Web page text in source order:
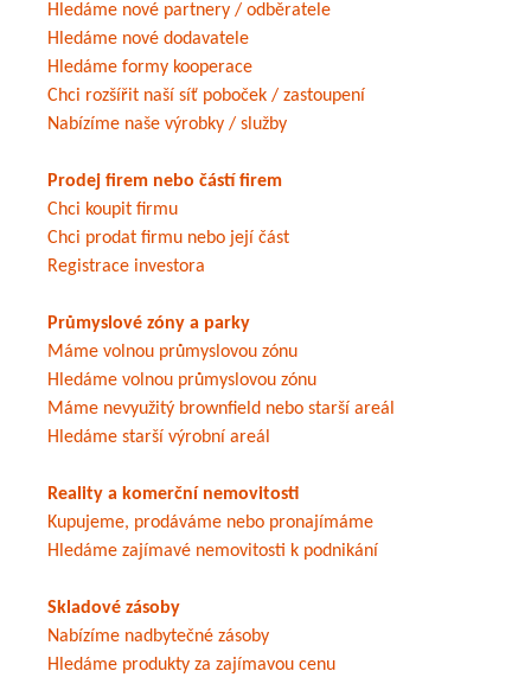
Hledáme nové partnery / odběratele
Hledáme nové dodavatele
Hledáme formy kooperace
Chci rozšířit naší síť poboček / zastoupení
Nabízíme naše výrobky / služby
Prodej firem nebo částí firem
Chci koupit firmu
Chci prodat firmu nebo její část
Registrace investora
Průmyslové zóny a parky
Máme volnou průmyslovou zónu
Hledáme volnou průmyslovou zónu
Máme nevyužitý brownfield nebo starší areál
Hledáme starší výrobní areál
Reality a komerční nemovitosti
Kupujeme, prodáváme nebo pronajímáme
Hledáme zajímavé nemovitosti k podnikání
Skladové zásoby
Nabízíme nadbytečné zásoby
Hledáme produkty za zajímavou cenu